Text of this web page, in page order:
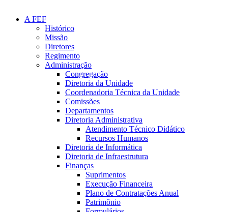
A FEF
Histórico
Missão
Diretores
Regimento
Administração
Congregação
Diretoria da Unidade
Coordenadoria Técnica da Unidade
Comissões
Departamentos
Diretoria Administrativa
Atendimento Técnico Didático
Recursos Humanos
Diretoria de Informática
Diretoria de Infraestrutura
Finanças
Suprimentos
Execução Financeira
Plano de Contratações Anual
Patrimônio